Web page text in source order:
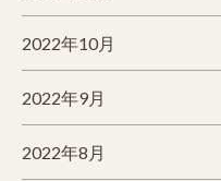
2022年10月
2022年9月
2022年8月